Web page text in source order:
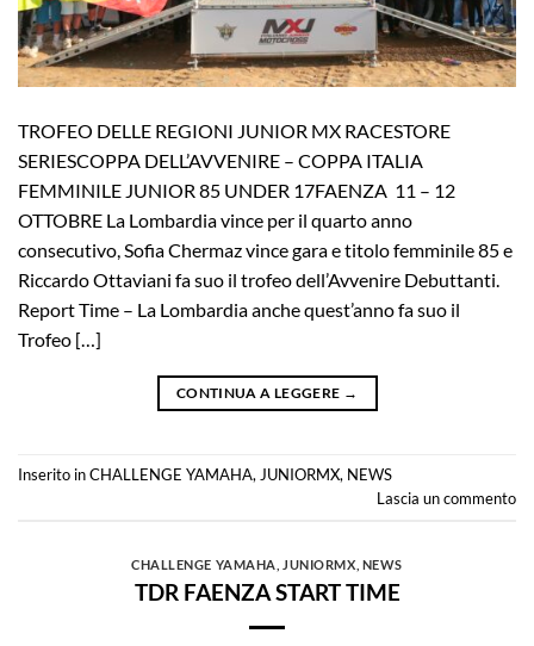
TROFEO DELLE REGIONI JUNIOR MX RACESTORE
SERIESCOPPA DELL’AVVENIRE – COPPA ITALIA
FEMMINILE JUNIOR 85 UNDER 17FAENZA 11 – 12
OTTOBRE La Lombardia vince per il quarto anno
consecutivo, Sofia Chermaz vince gara e titolo femminile 85 e
Riccardo Ottaviani fa suo il trofeo dell’Avvenire Debuttanti.
Report Time – La Lombardia anche quest’anno fa suo il
Trofeo […]
CONTINUA A LEGGERE →
Inserito inCHALLENGE YAMAHA,JUNIORMX, NEWS
Lascia un commento
CHALLENGE YAMAHA JUNIORMX NEWS
TDR FAENZA START TIME